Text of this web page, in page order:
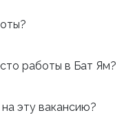
работы в Бат Ям?
эту вакансию?